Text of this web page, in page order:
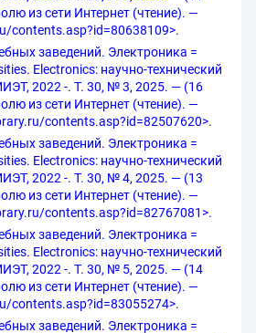
из сети Интернет (чтение). —
contents.asp?id=80638109>.
заведений. Электроника =
Electronics: научно-технический
2022 -. Т. 30, № 3, 2025. — (16
из сети Интернет (чтение). —
contents.asp?id=82507620>.
заведений. Электроника =
Electronics: научно-технический
2022 -. Т. 30, № 4, 2025. — (13
из сети Интернет (чтение). —
contents.asp?id=82767081>.
заведений. Электроника =
Electronics: научно-технический
2022 -. Т. 30, № 5, 2025. — (14
из сети Интернет (чтение). —
contents.asp?id=83055274>.
заведений. Электроника =